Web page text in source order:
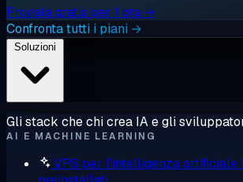
Provala gratis per 1 ora →
Confronta tutti i piani →
Gli stack che chi crea IA e gli
AI E MACHINE LEARNING
VPS per l'intelligenza artificiale